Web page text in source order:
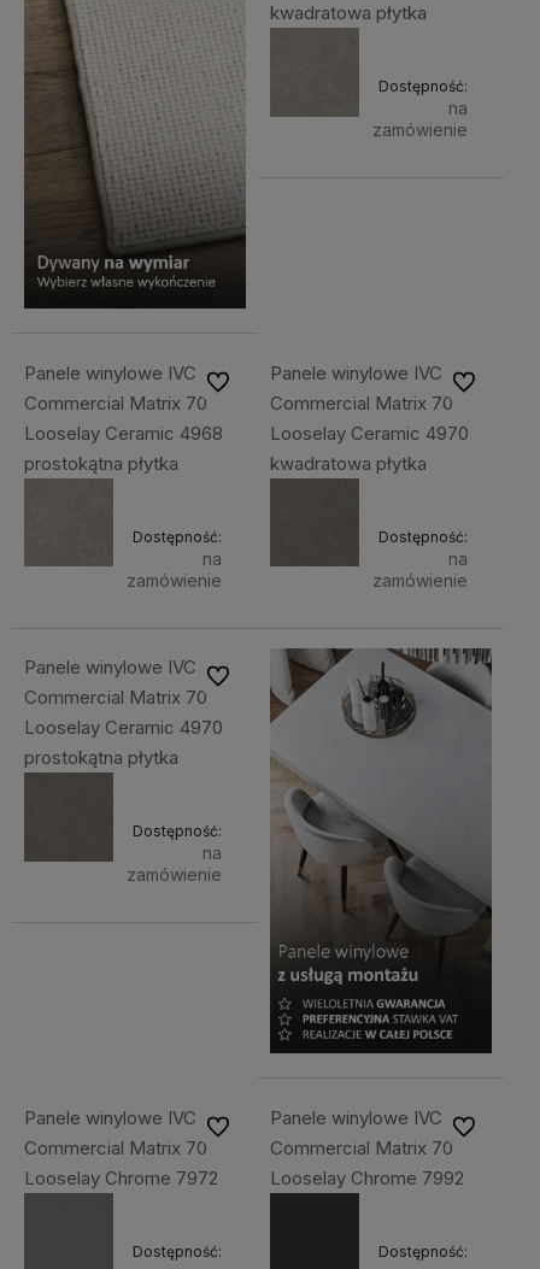
kwadratowa płytka
Dostępność:
na
zamówienie
Panele winylowe IVC
Commercial Matrix 70
Looselay Ceramic 4968
prostokątna płytka
Dostępność:
na
zamówienie
Do ulubionychPanele winylowe IVC
Commercial Matrix 70
Looselay Ceramic 4970
kwadratowa płytka
Dostępność:
na
zamówienie
Do
Panele winylowe IVC
Commercial Matrix 70
Looselay Ceramic 4970
prostokątna płytka
Dostępność:
na
zamówienie
Do ulubionych
Panele winylowe IVC
Commercial Matrix 70
Looselay Chrome 7972
Dostępność:
Do ulubionychPanele winylowe IVC
Commercial Matrix 70
Looselay Chrome 7992
Dostępność:
Do